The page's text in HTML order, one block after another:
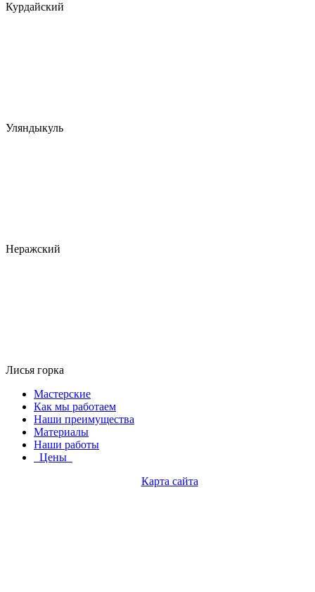
Курдайский
Уляндыкуль
Неражский
Лисья горка
Мастерские
Как мы работаем
Наши преимущества
Материалы
Наши работы
Цены
Карта сайта